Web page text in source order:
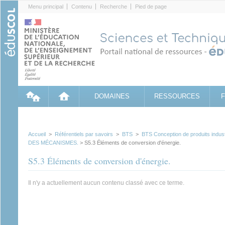
Menu principal Contenu Recherche Pied de page
DOMAINES RESSOURCES
Accueil > Référentiels par savoirs > BTS > BTS Conception de produits
DES MÉCANISMES. > S5.3 Éléments de conversion d'énergie.
S5.3 Éléments de conversion d'énergie.
Il n'y a actuellement aucun contenu classé avec ce terme.